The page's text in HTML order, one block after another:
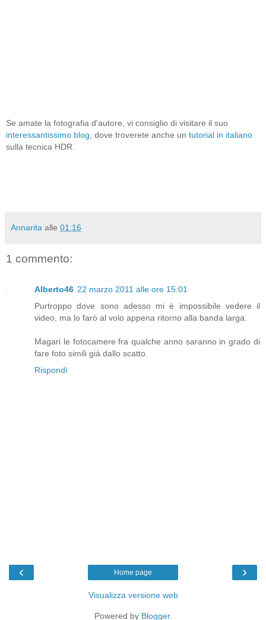
Se amate la fotografia d'autore, vi consiglio di visitare il suo
interessantissimo blog , dove troverete anche un tutorial in italiano
sulla tecnica HDR.
Annarita alle 01:16
1 commento:
Alberto46 22 marzo 2011 alle ore 15:01
Purtroppo dove sono adesso mi è impossibile vedere il
video, ma lo farò al volo appena ritorno alla banda larga.
Magari le fotocamere fra qualche anno saranno in grado di
fare foto simili già dallo scatto.
Rispondi
‹ ›
Home page
Visualizza versione web
Powered by Blogger.